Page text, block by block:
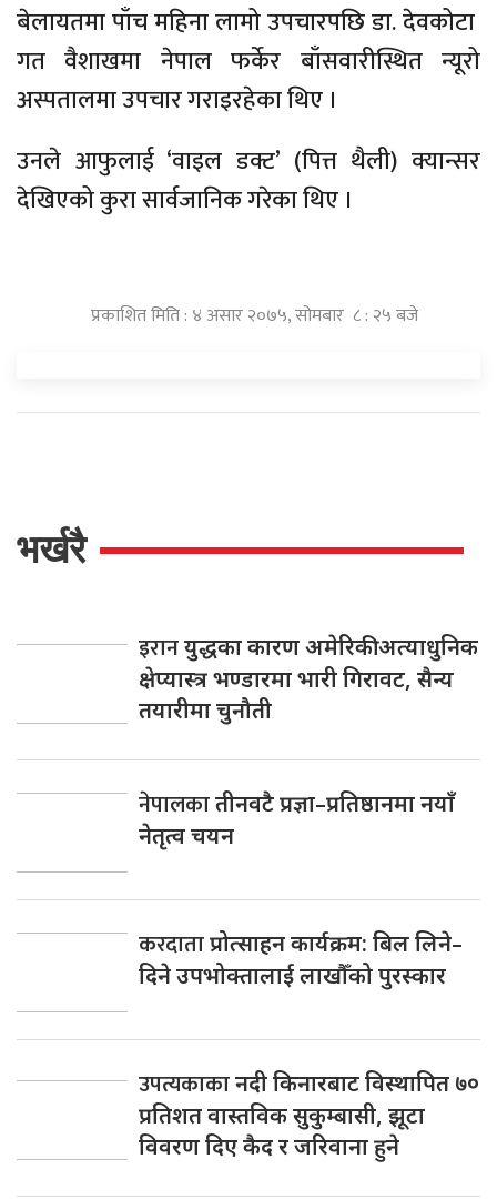
बेलायतमा पाँच महिना लामो उपचारपछि डा. देवकोटा
गत वैशाखमा नेपाल फर्केर बाँसवारीस्थित न्यूरो
अस्पतालमा उपचार गराइरहेका थिए ।
उनले आफुलाई ‘वाइल डक्ट’ (पित्त थैली) क्यान्सर
देखिएको कुरा सार्वजानिक गरेका थिए ।
प्रकाशित मिति : ४ असार २०७५, सोमबार ८ : २५ बजे
भर्खरै
इरानयुद्धका कारण अमेरिकी अत्याधुनिक
क्षेप्यास्त्र भण्डारमा भारी गिरावट, सैन्य
तयारीमा चुनौती
नेपालकातीनवटै प्रज्ञा–प्रतिष्ठानमा नयाँ
नेतृत्व चयन
करदाताप्रोत्साहन कार्यक्रम: बिल लिने–
दिने उपभोक्तालाई लाखौँको पुरस्कार
उपत्यकाकानदी किनारबाट विस्थापित ७०
प्रतिशत वास्तविक सुकुम्बासी, झूटा
विवरण दिए कैद र जरिवाना हुने